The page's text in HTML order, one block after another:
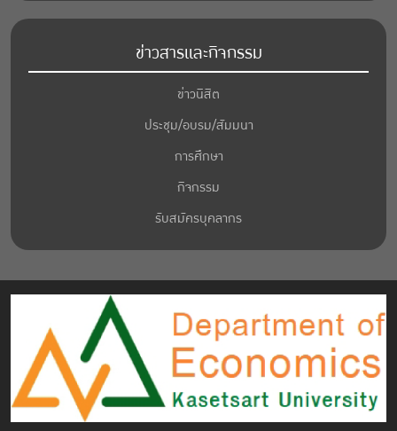
ข่าวสารและกิจกรรม
ข่าวนิสิต
ประชุม/อบรม/สัมมนา
การศึกษา
กิจกรรม
รับสมัครบุคลากร